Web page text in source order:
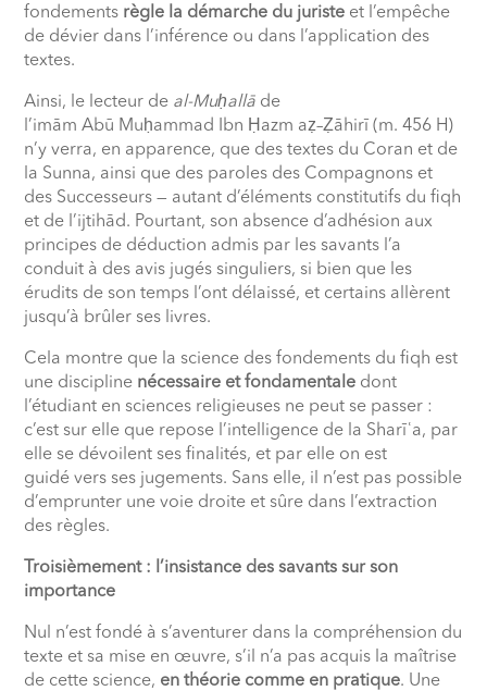
fondements règle la démarche du juriste et l’empêche
de dévier dans l’inférence ou dans l’application des
textes.
Ainsi, le lecteur de al-Muḥallā de
l’imām Abū Muḥammad Ibn Ḥ azm aẓ–Ẓāhirī (m. 456 H)
n’y verra, en apparence, que des textes du Coran et de
la Sunna, ainsi que des paroles des Compagnons et
des Successeurs — autant d’éléments constitutifs du fiqh
et de l’ijtihād. Pourtant, son absence d’adhésion aux
principes de déduction admis par les savants l’a
conduit à des avis jugés singuliers, si bien que les
érudits de son temps l’ont délaissé, et certains allèrent
jusqu’à brûler ses livres.
Cela montre que la science des fondements du fiqh est
une discipline nécessaire et fondamentale dont
l’étudiant en sciences religieuses ne peut se passer :
c’est sur elle que repose l’intelligence de la Sharīʿa, par
elle se dévoilent ses finalités, et par elle on est
guidé vers ses jugements. Sans elle, il n’est pas possible
d’emprunter une voie droite et sûre dans l’extraction
des règles.
Troisièmement : l’insistance des savants sur son
importance
Nul n’est fondé à s’aventurer dans la compréhension du
texte et sa mise en œuvre, s’il n’a pas acquis la maîtrise
de cette science, en théorie comme en pratique. Une